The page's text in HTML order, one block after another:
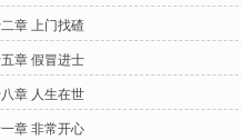
章 上门找碴
章 假冒进士
章 人生在世
章 非常开心